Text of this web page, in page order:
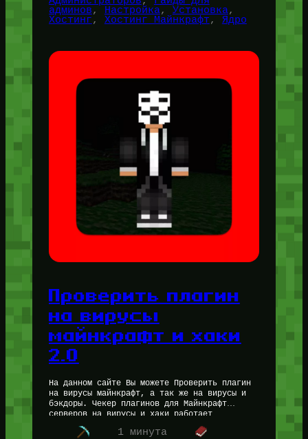
админов, Настройка, Установка
Хостинг, Хостинг Майнкрафт, Ядро
Проверить плагин
на вирусы
майнкрафт и хаки
2.0
На данном сайте Вы можете Проверить плагин
на вирусы майнкрафт, а так же на вирусы и
бэкдоры. Чекер плагинов для Майнкрафт
серверов на вирусы и хаки работает
максимально точно и…
1 минута